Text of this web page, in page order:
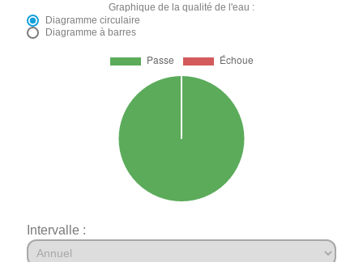
Graphique de la qualité de l'eau :
Diagramme circulaire
Diagramme à barres
Intervalle :